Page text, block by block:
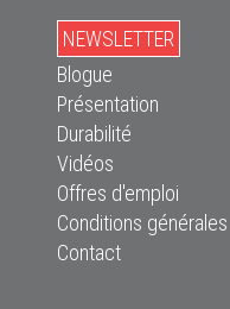
NEWSLETTER
Blogue
Présentation
Durabilité
Vidéos
Offres d'emploi
Conditions générales
Contact